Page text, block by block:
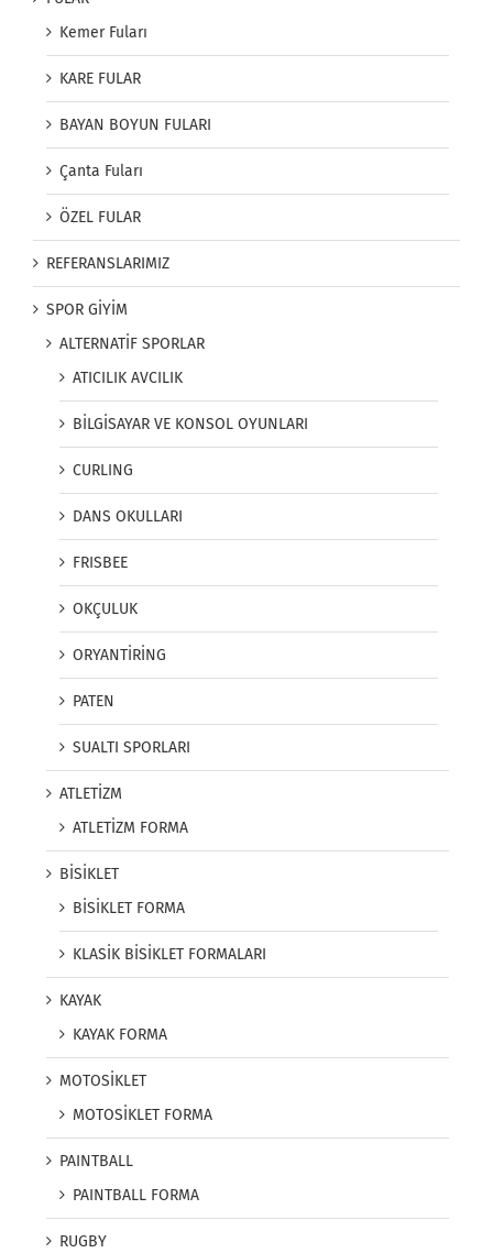
Kemer Fuları
KARE FULAR
BAYAN BOYUN FULARI
Çanta Fuları
ÖZEL FULAR
REFERANSLARIMIZ
SPOR GİYİM
ALTERNATİF SPORLAR
ATICILIK AVCILIK
BİLGİSAYAR VE KONSOL OYUNLARI
CURLING
DANS OKULLARI
FRISBEE
OKÇULUK
ORYANTİRİNG
PATEN
SUALTI SPORLARI
ATLETİZM
ATLETİZM FORMA
BİSİKLET
BİSİKLET FORMA
KLASİK BİSİKLET FORMALARI
KAYAK
KAYAK FORMA
MOTOSİKLET
MOTOSİKLET FORMA
PAINTBALL
PAINTBALL FORMA
RUGBY